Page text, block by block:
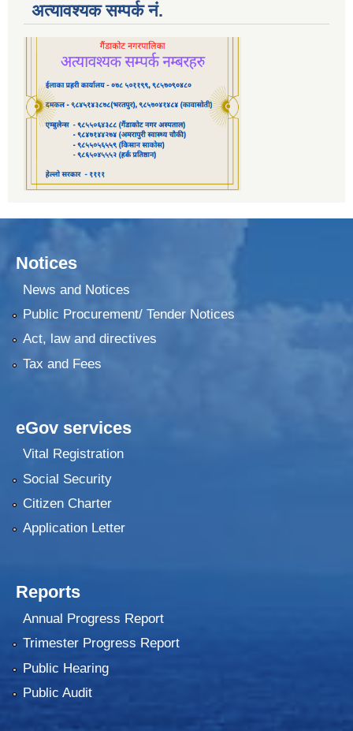
अत्यावश्यक सम्पर्क नं.
Notices
News and Notices
Public Procurement/ Tender Notices
Act, law and directives
Tax and Fees
eGov services
Vital Registration
Social Security
Citizen Charter
Application Letter
Reports
Annual Progress Report
Trimester Progress Report
Public Hearing
Public Audit